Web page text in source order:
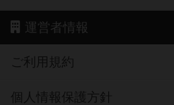
運営者情報
ご利用規約
個人情報保護方針